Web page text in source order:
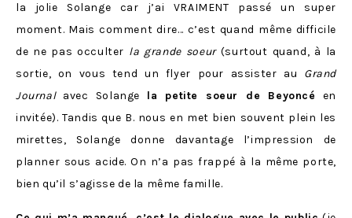
la jolie Solange car j’ai VRAIMENT passé un super
moment. Mais comment dire… c’est quand même difficile
de ne pas occulter la grande soeur(surtout quand, à la
sortie, on vous tend un flyer pour assister au Grand
Journalavec Solange la petite soeur de Beyoncé en
invitée). Tandis que B. nous en met bien souvent plein les
mirettes, Solange donne davantage l’impression de
planner sous acide. On n’a pas frappé à la même porte,
bien qu’il s’agisse de la même famille.